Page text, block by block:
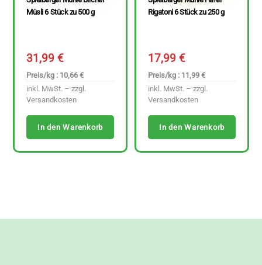
Müsli 6 Stück zu 500 g
31,99€
Preis/kg : 10,66 €
inkl. MwSt. – zzgl.
Versandkosten
In den Warenkorb
Rigatoni 6 Stück zu 250 g
17,99€
Preis/kg : 11,99 €
inkl. MwSt. – zzgl.
Versandkosten
In den Warenkorb